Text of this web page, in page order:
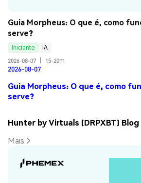
Guia Morpheus: O que é, como
serve?
Iniciante
IA
2026-08-07
15-20m
2026-08-07
Guia Morpheus: O que é, como
serve?
Hunter by Virtuals (DRPXBT) Blog
Mais